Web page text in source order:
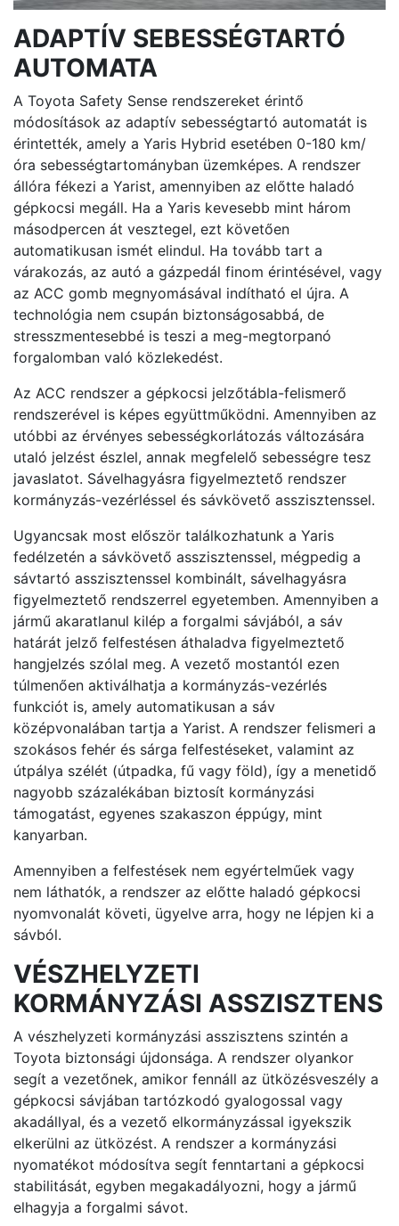
ADAPTÍV SEBESSÉGTARTÓ
AUTOMATA
A Toyota Safety Sense rendszereket érintő
módosítások az adaptív sebességtartó automatát is
érintették, amely a Yaris Hybrid esetében 0-180 km/
óra sebességtartományban üzemképes. A rendszer
állóra fékezi a Yarist, amennyiben az előtte haladó
gépkocsi megáll. Ha a Yaris kevesebb mint három
másodpercen át vesztegel, ezt követően
automatikusan ismét elindul. Ha tovább tart a
várakozás, az autó a gázpedál finom érintésével, vagy
az ACC gomb megnyomásával indítható el újra. A
technológia nem csupán biztonságosabbá, de
stresszmentesebbé is teszi a meg-megtorpanó
forgalomban való közlekedést.
Az ACC rendszer a gépkocsi jelzőtábla-felismerő
rendszerével is képes együttműködni. Amennyiben az
utóbbi az érvényes sebességkorlátozás változására
utaló jelzést észlel, annak megfelelő sebességre tesz
javaslatot. Sávelhagyásra figyelmeztető rendszer
kormányzás-vezérléssel és sávkövető asszisztenssel.
Ugyancsak most először találkozhatunk a Yaris
fedélzetén a sávkövető asszisztenssel, mégpedig a
sávtartó asszisztenssel kombinált, sávelhagyásra
figyelmeztető rendszerrel egyetemben. Amennyiben a
jármű akaratlanul kilép a forgalmi sávjából, a sáv
határát jelző felfestésen áthaladva figyelmeztető
hangjelzés szólal meg. A vezető mostantól ezen
túlmenően aktiválhatja a kormányzás-vezérlés
funkciót is, amely automatikusan a sáv
középvonalában tartja a Yarist. A rendszer felismeri a
szokásos fehér és sárga felfestéseket, valamint az
útpálya szélét (útpadka, fű vagy föld), így a menetidő
nagyobb százalékában biztosít kormányzási
támogatást, egyenes szakaszon éppúgy, mint
kanyarban.
Amennyiben a felfestések nem egyértelműek vagy
nem láthatók, a rendszer az előtte haladó gépkocsi
nyomvonalát követi, ügyelve arra, hogy ne lépjen ki a
sávból.
VÉSZHELYZETI
KORMÁNYZÁSI ASSZISZTENS
A vészhelyzeti kormányzási asszisztens szintén a
Toyota biztonsági újdonsága. A rendszer olyankor
segít a vezetőnek, amikor fennáll az ütközésveszély a
gépkocsi sávjában tartózkodó gyalogossal vagy
akadállyal, és a vezető elkormányzással igyekszik
elkerülni az ütközést. A rendszer a kormányzási
nyomatékot módosítva segít fenntartani a gépkocsi
stabilitását, egyben megakadályozni, hogy a jármű
elhagyja a forgalmi sávot.